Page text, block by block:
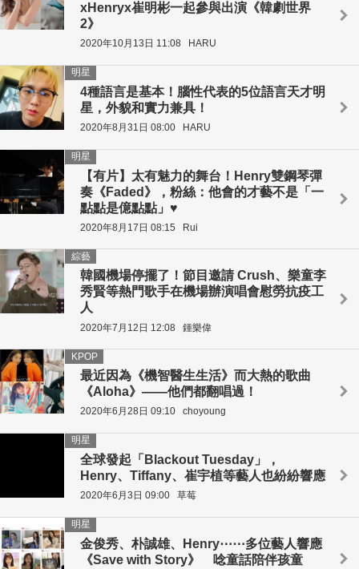
xHenryx崔明彬一起參與出演《韓劇世界
2》
2020年10月13日 11:08 HARU
4種語言是基本！腦性代表的5位語言天才明
星，外貌和實力兼具！
明星
2020年8月31日 08:00 HARU
【有片】太有魅力的舞台！Henry雙鋼琴彈
奏《Faded》，粉絲：他會的才藝不是「一
點點是億點點」♥
明星
2020年8月17日 08:15 Rui
韓國機場停擺了！節目邀請 Crush、樂童李
秀賢等熱門歌手在機場辦演唱會慰勞抗疫工
人
綜藝
2020年7月12日 12:08 鍾樂偉
最近因為《機智醫生生活》而大熱的歌曲
《Aloha》——他們都翻唱過！
KPOP
2020年6月28日 09:10 choyoung
全球發起「Blackout Tuesday」，
Henry、Tiffany、崔宇植等藝人也紛紛響應
明星
2020年6月3日 09:00 草莓
金俊秀、朴誠雄、Henry⋯⋯多位藝人響應
《Save with Story》 唸童話陪伴孩童
明星